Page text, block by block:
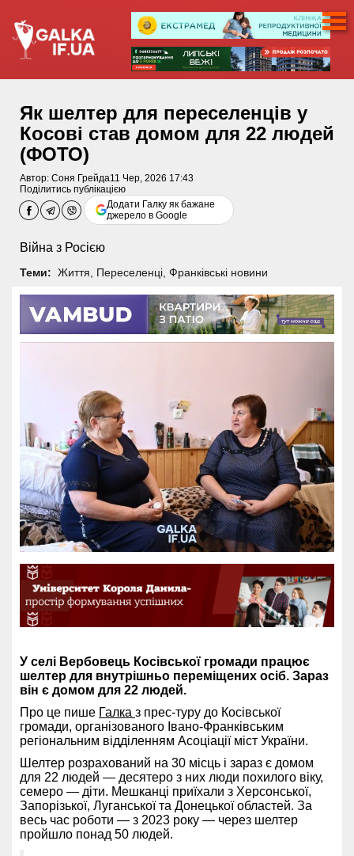
Як шелтер для переселенців у
Косові став домом для 22 людей
(ФОТО)
Автор: Соня Грейда11 Чер, 2026 17:43
Поділитись публікацією
Додати Галку як бажане
джерело в Google
Війна з Росією
Теми: Життя Переселенці, Франківські новини
У селі Вербовець Косівської громади працює
шелтер для внутрішньо переміщених осіб. Зараз
він є домом для 22 людей.
Про це пише Галка з прес-туру до Косівської
громади, організованого Івано-Франківським
регіональним відділенням Асоціації міст України.
Шелтер розрахований на 30 місць і зараз є домом
для 22 людей — десятеро з них люди похилого віку,
семеро — діти. Мешканці приїхали з Херсонської,
Запорізької, Луганської та Донецької областей. За
весь час роботи — з 2023 року — через шелтер
пройшло понад 50 людей.